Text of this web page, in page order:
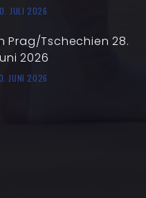
JULI 2026
Prag/Tschechien 28.
2026
JUNI 2026